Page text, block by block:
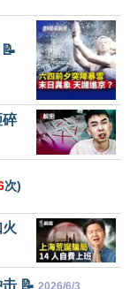
📝
碎
次)
📝 2026/6/3